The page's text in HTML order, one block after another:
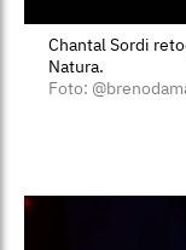
Chantal Sordi
Natura.
Foto: